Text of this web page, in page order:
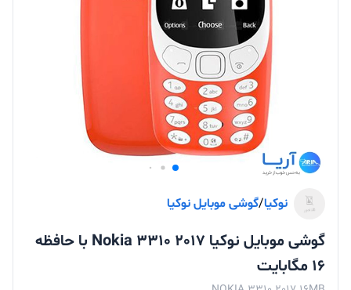
نوکیا/گوشی موبایل نوکیا
گوشی موبایل نوکیا Nokia 3310 2017 با حافظه
16 مگابایت